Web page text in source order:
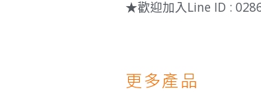
★歡迎加入Line ID :
更多產品